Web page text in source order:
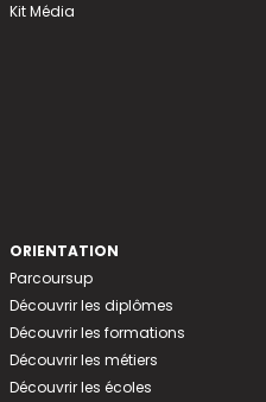
Kit Média
ORIENTATION
Parcoursup
Découvrir les diplômes
Découvrir les formations
Découvrir les métiers
Découvrir les écoles